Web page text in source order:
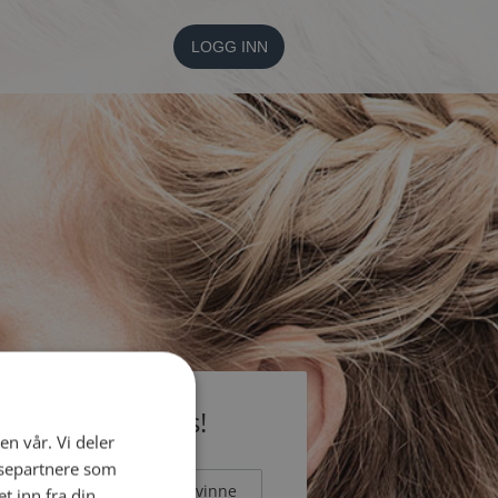
LOGG INN
Bli medlem gratis!
Mann Kvinne
vår. Vi deler
som